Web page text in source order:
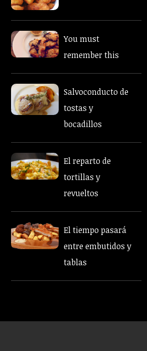
You must
remember this
Salvoconducto de
tostas y
bocadillos
El reparto de
tortillas y
revueltos
El tiempo pasará
entre embutidos y
tablas